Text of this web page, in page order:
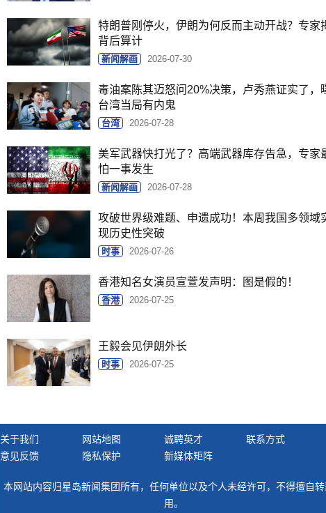
特朗普刚停火，伊朗为何反而主动开战？专家
背后算计
新闻解画 2026-07-30
毒油案陈其迈怒问20%决策，卢秀燕证实了，
台湾当局有内鬼
台湾 2026-07-28
美军武器快打光了？高端武器库存告急，专家
怕一事发生
新闻解画 2026-07-28
攻破世界级难题、申遗成功！本周我国多领域
现历史性突破
时事 2026-07-26
香港知名女演员宣萱发声明：图是假的！
香港 2026-07-25
王毅会见伊朗外长
时事 2026-07-25
关于我们 网站地图 诚聘英才
联系方式
意见反馈
隐私保护 新媒体矩阵
本网站内容归星岛新闻集团所有，任何单位以及个人未经许可，不得擅自转
用。